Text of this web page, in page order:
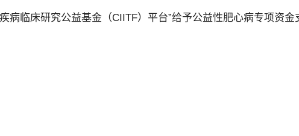
病临床研究公益基金（CIITF）平台”给予公益性肥心病专项资金